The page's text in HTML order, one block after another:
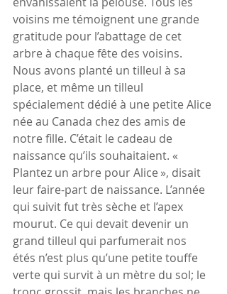
voisins me témoignent une grande
gratitude pour l’abattage de cet
arbre à chaque fête des voisins.
Nous avons planté un tilleul à sa
place, et même un tilleul
spécialement dédié à une petite Alice
née au Canada chez des amis de
notre fille. C’était le cadeau de
naissance qu’ils souhaitaient. «
Plantez un arbre pour Alice », disait
leur faire-part de naissance. L’année
qui suivit fut très sèche et l’apex
mourut. Ce qui devait devenir un
grand tilleul qui parfumerait nos
étés n’est plus qu’une petite touffe
verte qui survit à un mètre du sol; le